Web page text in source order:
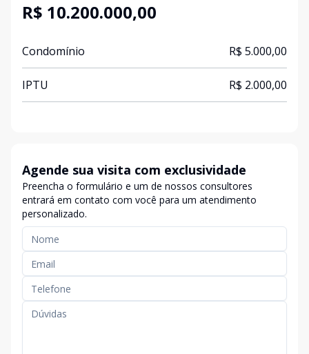
R$ 10.200.000,00
Condomínio R$ 5.000,00
IPTU R$ 2.000,00
Agende sua visita com exclusividade
Preencha o formulário e um de nossos consultores
entrará em contato com você para um atendimento
personalizado.